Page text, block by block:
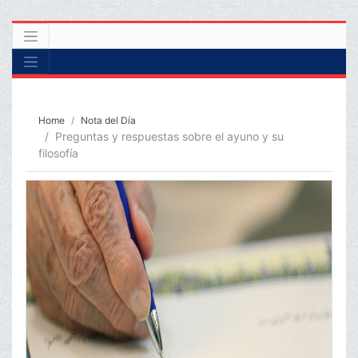
Home Nota del Día
Preguntas y respuestas sobre el ayuno y su
filosofía